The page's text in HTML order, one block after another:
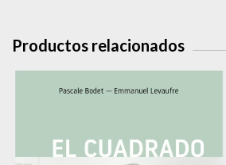
Productos relacionados